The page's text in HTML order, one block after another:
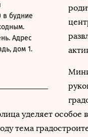
в будние
Адрес
дом 1.
уделяет
тема